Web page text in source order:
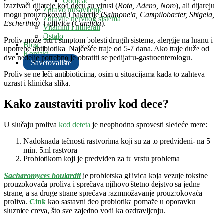
Zdravo mršavljenje
Zdravlje nervnog sistema
Vitamini i minerali
Ostalo
Blog
Kontakt
Savetovalište
izazivači dijareje kod decu su virusi (Rota, Adeno, Noro), ali dijareju
mogu prouzrokovati i bakterije (Salmonela, Campilobacter, Shigela,
Escherihia) i gljivice (Candida).
Proliv može biti i simptom bolesti drugih sistema, alergije na hranu i
upotrebe antibiotika. Najčešće traje od 5-7 dana. Ako traje duže od
dve nedelje potrebno je obratiti se pedijatru-gastroenterologu.
Proliv se ne leči antibioticima, osim u situacijama kada to zahteva
uzrast i klinička slika.
Kako zaustaviti proliv kod dece?
U slučaju proliva kod deteta je neophodno sprovesti sledeće mere:
Nadoknada tečnosti rastvorima koji su za to predviđeni- na 5
min. 5ml rastvora
Probiotikom koji je predviđen za tu vrstu problema
Sacharomyces boulardiije probiotska gljivica koja vezuje toksine
prouzokovača proliva i sprečava njihovo štetno dejstvo sa jedne
strane, a sa druge strane sprečava razmnožavanje prouzrokovača
proliva. Cink kao sastavni deo probiotika pomaže u oporavku
sluznice creva, što sve zajedno vodi ka ozdravljenju.